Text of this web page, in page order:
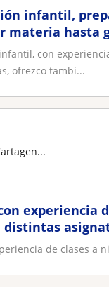
infantil,
materia hasta
con
ofrezco tambi...
experiencia
distintas
de clases a